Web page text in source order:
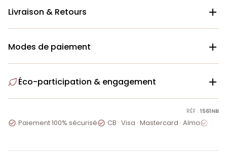
Livraison & Retours 
Modes de paiement 
Éco-participation & engagement 
RÉF :1561NB
 Paiement 100% sécurisé CB · Visa · Mastercard · Alma